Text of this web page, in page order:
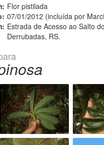
Flor pistilada
07/01/2012 (incluída por
Estrada de Acesso ao Salto
Derrubadas, RS.